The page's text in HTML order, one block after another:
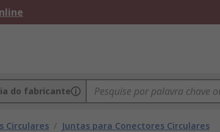
do fabricante
Circulares / Juntas para Conectores Circulares